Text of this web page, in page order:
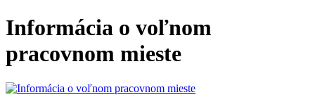
Informácia o voľnom
pracovnom mieste